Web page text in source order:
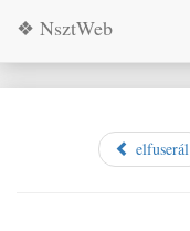
❖ NsztWeb
elfuserál